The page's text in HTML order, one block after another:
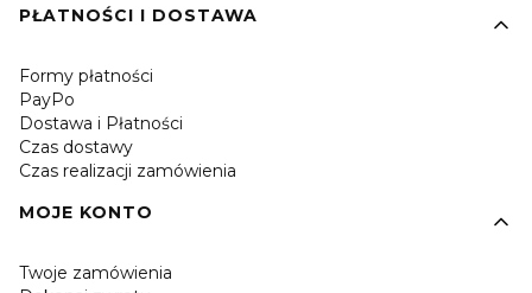
PŁATNOŚCI I DOSTAWA
Formy płatności
PayPo
Dostawa i Płatności
Czas dostawy
Czas realizacji zamówienia
MOJE KONTO
Twoje zamówienia